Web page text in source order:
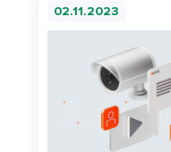
02.11.2023